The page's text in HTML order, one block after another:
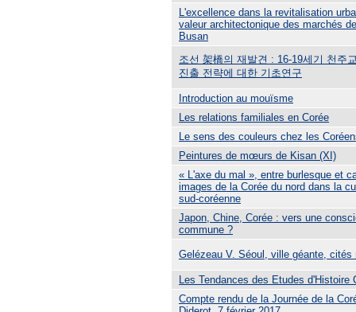
L'excellence dans la revitalisation
valeur architectonique des marchés
Busan
조선 架橋의 재발견 : 16-19세기 천주
진출 전략에 대한 기초연구
Introduction au mouïsme
Les relations familiales en Corée
Le sens des couleurs chez les
Peintures de mœurs de Kisan (XI)
« L'axe du mal », entre burlesque et
images de la Corée du nord dans la
sud-coréenne
Japon, Chine, Corée : vers une
commune ?
Gelézeau V. Séoul, ville géante, cités
Les Tendances des Etudes d'Histoire
Compte rendu de la Journée de la